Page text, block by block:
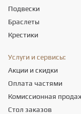
Подвески
Браслеты
Крестики
Услуги и сервисы:
Акции и скидки
Оплата частями
Комиссионная
Стол заказов